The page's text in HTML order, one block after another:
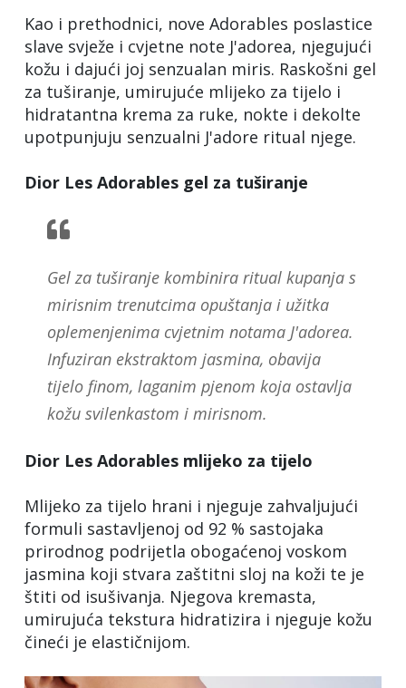
Kao i prethodnici, nove Adorables poslastice
slave svježe i cvjetne note J'adorea, njegujući
kožu i dajući joj senzualan miris. Raskošni gel
za tuširanje, umirujuće mlijeko za tijelo i
hidratantna krema za ruke, nokte i dekolte
upotpunjuju senzualni J'adore ritual njege.
Dior Les Adorables gel za tuširanje
Gel za tuširanje kombinira ritual kupanja s
mirisnim trenutcima opuštanja i užitka
oplemenjenima cvjetnim notama J'adorea.
Infuziran ekstraktom jasmina, obavija
tijelo finom, laganim pjenom koja ostavlja
kožu svilenkastom i mirisnom.
Dior Les Adorables mlijeko za tijelo
Mlijeko za tijelo hrani i njeguje zahvaljujući
formuli sastavljenoj od 92 % sastojaka
prirodnog podrijetla obogaćenoj voskom
jasmina koji stvara zaštitni sloj na koži te je
štiti od isušivanja. Njegova kremasta,
umirujuća tekstura hidratizira i njeguje kožu
čineći je elastičnijom.